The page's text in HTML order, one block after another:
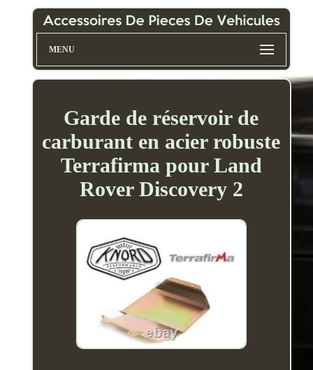
MENU
Garde de réservoir de
carburant en acier robuste
Terrafirma pour Land
Rover Discovery 2